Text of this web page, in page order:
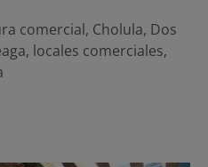
comercial, Cholula, Dos
, locales comerciales,